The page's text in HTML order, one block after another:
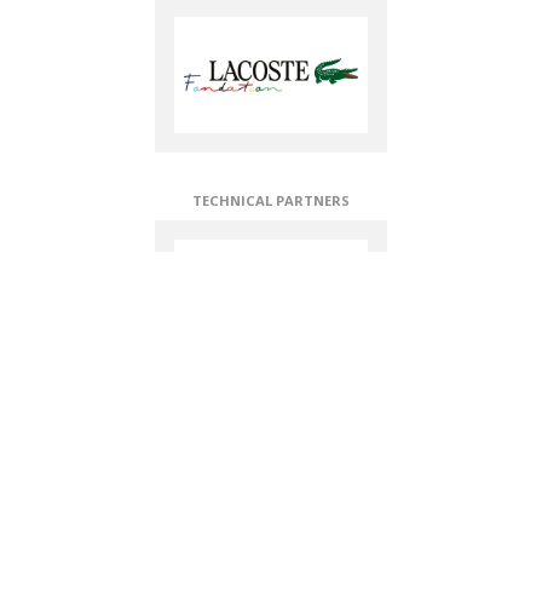
TECHNICAL PARTNERS